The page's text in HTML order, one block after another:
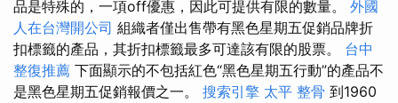
品是特殊的，一項off優惠，因此可提供有限的數量。 外國
人在台灣開公司 組織者僅出售帶有黑色星期五促銷品牌折
扣標籤的產品，其折扣標籤最多可達該有限的股票。 台中
整復推薦 下面顯示的不包括紅色“黑色星期五行動”的產品不
是黑色星期五促銷報價之一。 搜索引擎 太平 整骨 到1960